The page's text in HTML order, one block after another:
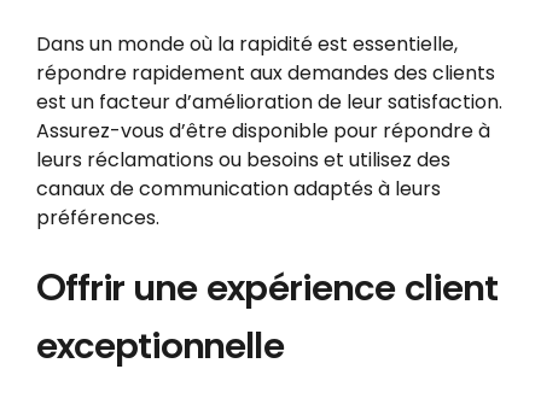
Dans un monde où la rapidité est essentielle,
répondre rapidement aux demandes des clients
est un facteur d’amélioration de leur satisfaction.
Assurez-vous d’être disponible pour répondre à
leurs réclamations ou besoins et utilisez des
canaux de communication adaptés à leurs
préférences.
Offrir une expérience client
exceptionnelle